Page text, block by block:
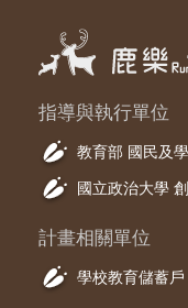
指導與執行單位
教育部 國民及
國立政治大學
計畫相關單位
學校教育儲蓄戶